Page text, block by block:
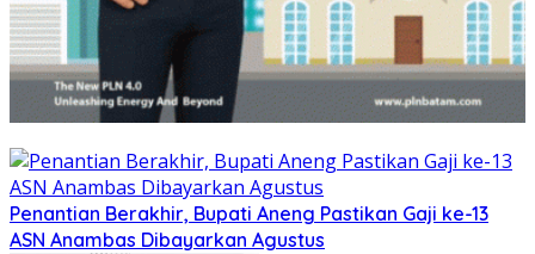
Penantian Berakhir, Bupati Aneng Pastikan Gaji ke-13
ASN Anambas Dibayarkan Agustus